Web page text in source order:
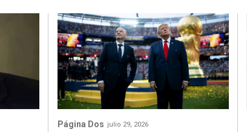
Página Dos julio 29, 2026